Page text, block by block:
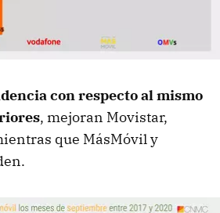
con respecto al mismo
, mejoran Movistar,
que MásMóvil y